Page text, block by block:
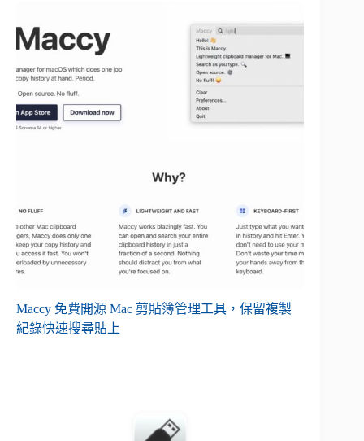
Maccy 免費開源 Mac 剪貼簿管理工具，保留複製
紀錄快速搜尋貼上